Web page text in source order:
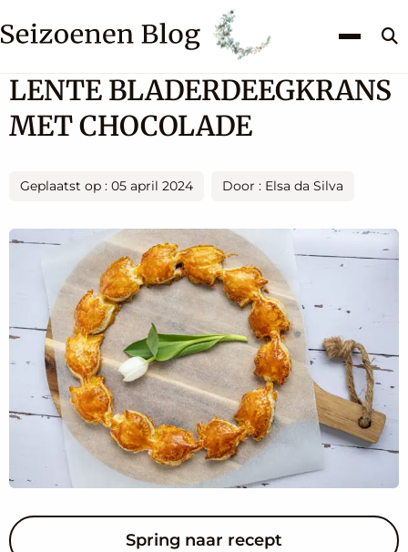
LENTE BLADERDEEGKRANS
MET CHOCOLADE
Geplaatst op : 05 april 2024 Door : Elsa da Silva
Spring naar recept